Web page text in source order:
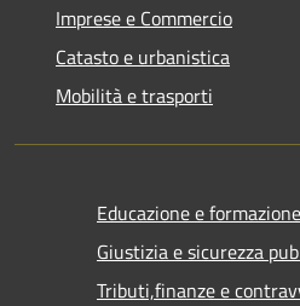
Imprese e Commercio
Catasto e urbanistica
Mobilità e trasporti
Educazione e formazione
Giustizia e sicurezza
Tributi,finanze e